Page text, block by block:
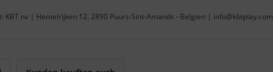
KBT nv | Hemelrijken 12, 2890 Puurs-Sint-Amands - Belgien | info@kbtplay.com